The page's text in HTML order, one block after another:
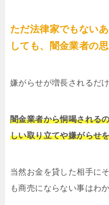
ただ法律家でもない
しても、闇金業者の思
嫌がらせが増長されるだけ
闇金業者から恫喝される
しい取り立てや嫌がらせ
当然お金を貸した相手に
も商売にならない事はわ